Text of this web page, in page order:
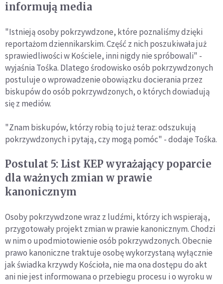
informują media
"Istnieją osoby pokrzywdzone, które poznaliśmy dzięki
reportażom dziennikarskim. Część z nich poszukiwała już
sprawiedliwości w Kościele, inni nigdy nie spróbowali" -
wyjaśnia Tośka. Dlatego środowisko osób pokrzywdzonych
postuluje o wprowadzenie obowiązku docierania przez
biskupów do osób pokrzywdzonych, o których dowiadują
się z mediów.
"Znam biskupów, którzy robią to już teraz: odszukują
pokrzywdzonych i pytają, czy mogą pomóc" - dodaje Tośka.
Postulat 5: List KEP wyrażający poparcie
dla ważnych zmian w prawie
kanonicznym
Osoby pokrzywdzone wraz z ludźmi, którzy ich wspierają,
przygotowały projekt zmian w prawie kanonicznym. Chodzi
w nim o upodmiotowienie osób pokrzywdzonych. Obecnie
prawo kanoniczne traktuje osobę wykorzystaną wyłącznie
jak świadka krzywdy Kościoła, nie ma ona dostępu do akt
ani nie jest informowana o przebiegu procesu i o wyroku w